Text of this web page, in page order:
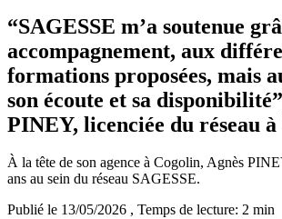
“SAGESSE m’a soutenue
accompagnement, aux
formations proposées, mais
son écoute et sa
PINEY, licenciée du réseau
À la tête de son agence à Cogolin, Agnès
ans au sein du réseau SAGESSE.
Publié le 13/05/2026 , Temps de lecture: 2 min